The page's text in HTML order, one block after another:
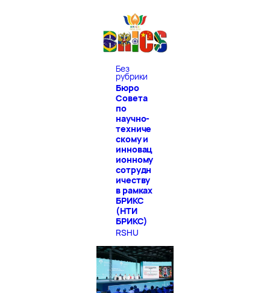
Без
рубрики
Бюро
Совета
по
научно-
техниче
скому и
инновац
ионному
сотрудн
ичеству
в рамках
БРИКС
(НТИ
БРИКС)
RSHU